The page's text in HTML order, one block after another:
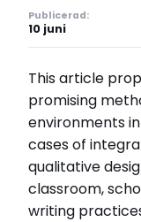
Publicerad:
10 juni
This article
promising
environments
cases of
qualitative
classroom,
writing